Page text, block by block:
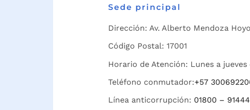
Sede principal
Dirección: Av. Alberto Mendoza
Código Postal: 17001
Horario de Atención: Lunes a jueves
Teléfono conmutador:+57
Línea anticorrupción: 01800 –